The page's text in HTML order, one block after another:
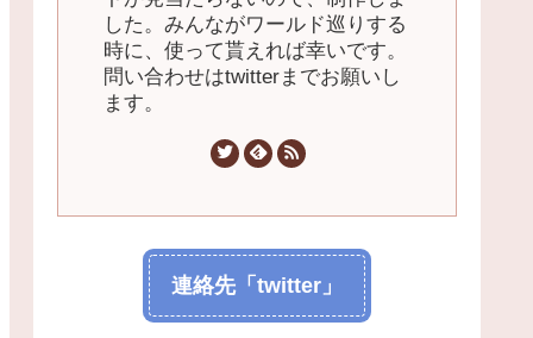
した。みんながワールド巡りする
時に、使って貰えれば幸いです。
問い合わせはtwitterまでお願いし
ます。
連絡先「twitter」